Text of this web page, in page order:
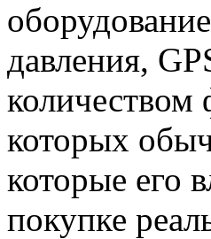
давления,
которых
которые его
покупке